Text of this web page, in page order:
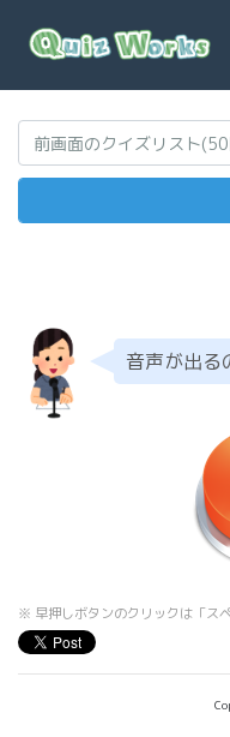
音声が出る
※ 早押しボタンのクリックは「ス